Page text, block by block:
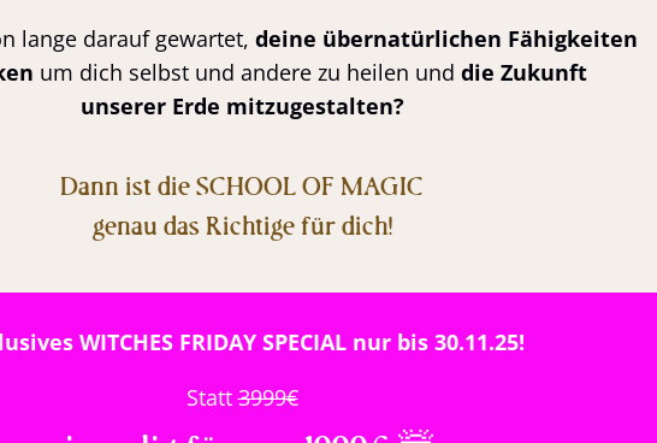
lange darauf gewartet, deine übernatürlichen Fähigkeiten
um dich selbst und andere zu heilen und die Zukunft
unserer Erde mitzugestalten?
Dann ist die SCHOOL OF MAGIC
genau das Richtige für dich!
WITCHES FRIDAY SPECIAL nur bis 30.11.25!
Statt3999€